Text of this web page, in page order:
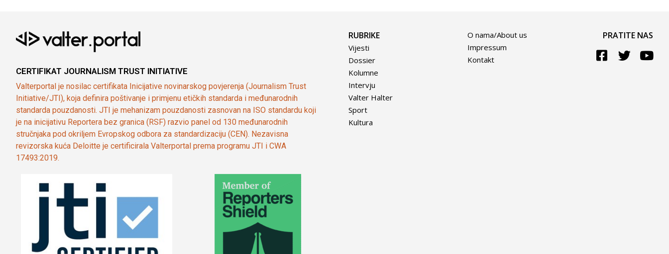
CERTIFIKAT JOURNALISM TRUST INITIATIVE
Valterportal je nosilac certifikata Inicijative novinarskog povjerenja (Journalism Trust
Initiative/JTI), koja definira poštivanje i primjenu etičkih standarda i međunarodnih
standarda pouzdanosti. JTI je mehanizam pouzdanosti zasnovan na ISO standardu koji
je na inicijativu Reportera bez granica (RSF) razvio panel od 130 međunarodnih
stručnjaka pod okriljem Evropskog odbora za standardizaciju (CEN). Nezavisna
revizorska kuća Deloitte je certificirala Valterportal prema programu JTI i CWA
17493:2019.
RUBRIKE
Vijesti
Dossier
Kolumne
Intervju
Valter Halter
Sport
Kultura
O nama/About us
Impressum
Kontakt
PRATITE NAS